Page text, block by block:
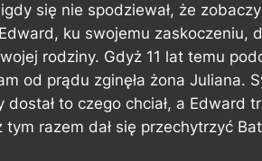
się nie spodziewał, że
ku swojemu zaskoczeniu,
rodziny. Gdyż 11 lat temu
od prądu zginęła żona Juliana.
dostał to czego chciał, a Edward
razem dał się przechytrzyć